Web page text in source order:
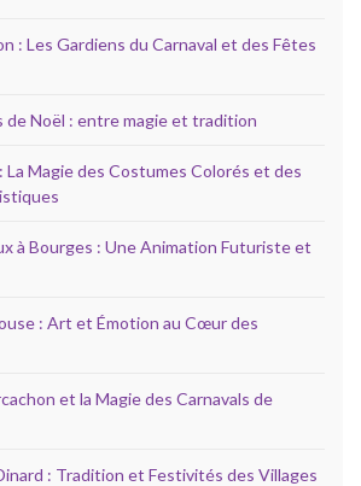
: Les Gardiens du Carnaval et des Fêtes
de Noël : entre magie et tradition
La Magie des Costumes Colorés et des
à Bourges : Une Animation Futuriste et
: Art et Émotion au Cœur des
et la Magie des Carnavals de
: Tradition et Festivités des Villages